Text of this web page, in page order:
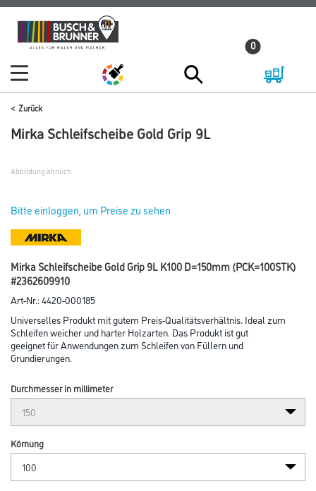
Zum
Inhalt
Zum
Navigationsmenü
0
Zurück
Mirka Schleifscheibe Gold Grip 9L
Abbildung ähnlich
Bitte einloggen, um Preise zu sehen
Mirka Schleifscheibe Gold Grip 9L K100 D=150mm (PCK=100STK)
#2362609910
Art-Nr.:4420-000185
Universelles Produkt mit gutem Preis-Qualitätsverhältnis. Ideal zum
Schleifen weicher und harter Holzarten. Das Produkt ist gut
geeignet für Anwendungen zum Schleifen von Füllern und
Grundierungen.
Durchmesser in millimeter
Körnung